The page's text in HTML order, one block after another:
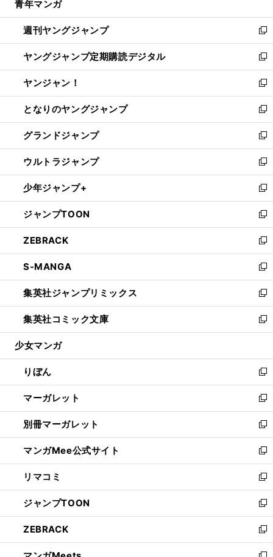
開
く
ウ
で
開
く
ン
ド
ウ
で
開
く
ウ
ィ
ン
ド
ウ
で
開
く
青年マンガ
週刊ヤングジャンプ
新
し
い
ウ
ィ
ン
ド
ウ
で
開
く
ヤングジャンプ定期購読デジタル
新
し
い
ウ
ィ
ン
ド
ウ
で
開
く
ヤンジャン！
新
し
い
ウ
ィ
ン
ド
ウ
で
開
く
となりのヤングジャンプ
新
し
い
ウ
ィ
ン
ド
ウ
で
開
く
グランドジャンプ
新
し
い
ウ
ィ
ン
ド
ウ
で
開
く
ウルトラジャンプ
新
し
い
ウ
ィ
ン
ド
ウ
で
開
く
少年ジャンプ+
新
し
い
ウ
ィ
ン
ド
ウ
で
開
く
ジャンプTOON
新
し
い
ウ
ィ
ン
ド
ウ
で
開
ZEBRACK
新
し
い
ウ
ィ
ン
ド
ウ
開
く
S-MANGA
新
し
い
ウ
ィ
ン
ウ
で
開
く
集英社ジャンプリミックス
新
し
い
ウ
ン
ド
ウ
で
開
く
集英社コミック文庫
新
し
ウ
ィ
ン
ド
ウ
で
開
く
少女マンガ
りぼん
新
し
い
ウ
ィ
ン
ド
ウ
で
開
く
マーガレット
新
し
い
ウ
ィ
ン
ド
ウ
で
開
く
別冊マーガレット
新
し
い
ウ
ィ
ン
ド
ウ
で
開
マンガMee公式サイト
新
し
い
ウ
ィ
ン
ド
ウ
リマコミ
新
し
い
ウ
ィ
ン
ジャンプTOON
新
し
い
ウ
ZEBRACK
新
し